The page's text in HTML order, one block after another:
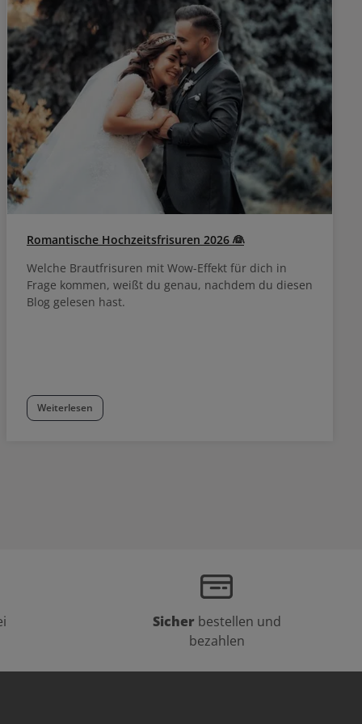
Romantische Hochzeitsfrisuren 2026 👰
Welche Brautfrisuren mit Wow-Effekt für dich in
Frage kommen, weißt du genau, nachdem du diesen
Blog gelesen hast.
Weiterlesen
Sicher bestellen und
bezahlen